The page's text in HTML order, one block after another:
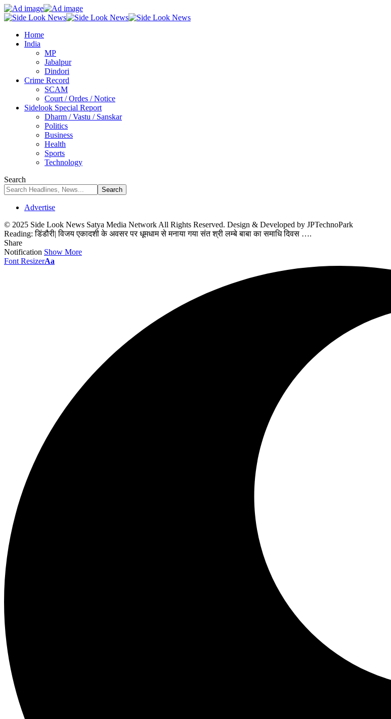
Home
India
MP
Jabalpur
Dindori
Crime Record
SCAM
Court / Ordes / Notice
Sidelook Special Report
Dharm / Vastu / Sanskar
Politics
Business
Health
Sports
Technology
Search
Advertise
© 2025 Side Look News Satya Media Network All Rights Reserved. Design & Developed by JPTechnoPark
Reading: डिंडौरी| विजय एकादशी के अवसर पर धूमधाम से मनाया गया संत श्री लम्बे बाबा का समाधि दिवस ….
Share
Notification Show More
Font ResizerAa